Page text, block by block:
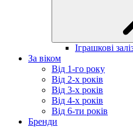
Іграшкові
За віком
Від 1-го року
Від 2-х років
Від 3-х років
Від 4-х років
Від 6-ти років
Бренди